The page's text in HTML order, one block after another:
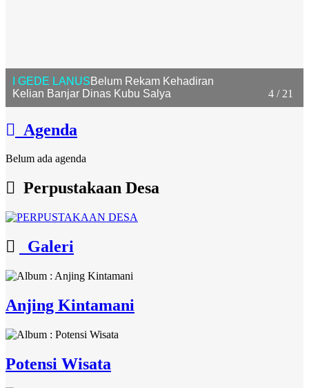
4 / 21
I GEDE LANUSBelum Rekam Kehadiran
Kelian Banjar Dinas Kubu Salya
Agenda
Belum ada agenda
Perpustakaan Desa
Galeri
Anjing Kintamani
Potensi Wisata